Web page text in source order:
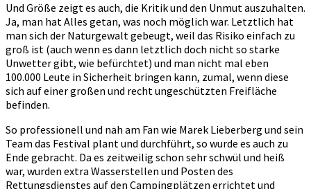
Und Größe zeigt es auch, die Kritik und den Unmut auszuhalten.
Ja, man hat Alles getan, was noch möglich war. Letztlich hat
man sich der Naturgewalt gebeugt, weil das Risiko einfach zu
groß ist (auch wenn es dann letztlich doch nicht so starke
Unwetter gibt, wie befürchtet) und man nicht mal eben
100.000 Leute in Sicherheit bringen kann, zumal, wenn diese
sich auf einer großen und recht ungeschützten Freifläche
befinden.
So professionell und nah am Fan wie Marek Lieberberg und sein
Team das Festival plant und durchführt, so wurde es auch zu
Ende gebracht. Da es zeitweilig schon sehr schwül und heiß
war, wurden extra Wasserstellen und Posten des
Rettungsdienstes auf den Campingplätzen errichtet und